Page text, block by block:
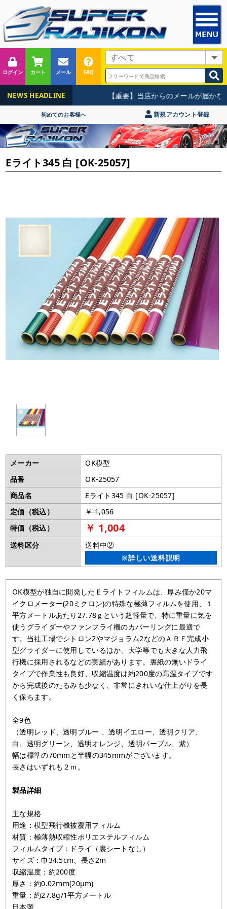
ログイン カート メール FAQ
NEWS HEADLINE 【重要】当店からのメールが届かな
初めてのお客様へ 新規アカウント登録
Eライト345 白 [OK-25057]
メーカー
OK模型
品番
OK-25057
商品名
Eライト345 白 [OK-25057]
定価（税込）
￥ 1,056
特価（税込）
￥ 1,004
送料区分
送料中②
※詳しい送料説明
OK模型が独自に開発したＥライトフィルムは、厚み僅か20マ
イクロメーター(20ミクロン)の特殊な極薄フィルムを使用、１
平方メートルあたり27.78ｇという超軽量で、特に重量に気を
使うグライダーやファンフライ機のカバーリングに最適で
す。当社工場でシトロン2やマジョラム2などのＡＲＦ完成小
型グライダーに使用しているほか、大学等でも大きな人力飛
行機に採用されるなどの実績があります。裏紙の無いドライ
タイプで作業性も良好、収縮温度は約200度の高温タイプです
から完成後のたるみも少なく、非常にきれいな仕上がりを長
く保ちます。
全9色
（透明レッド、透明ブルー 、透明イエロー、透明クリア、
白、透明グリーン、透明オレンジ、透明パープル、紫）
幅は標準の70mmと半幅の345mmがございます。
長さはいずれも２ｍ。
製品詳細
主な規格
用途：模型飛行機被覆用フィルム
材質：極薄熱収縮性ポリエステルフィルム
フィルムタイプ：ドライ（裏シートなし）
サイズ：巾34.5cm、長さ2m
収縮温度：約200度
厚さ：約0.02mm(20μm)
重量：約27.8g/1平方メートル
日本製